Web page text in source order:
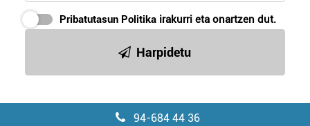
Pribatutasun Politika irakurri eta onartzen dut.
Harpidetu
94-684 44 36